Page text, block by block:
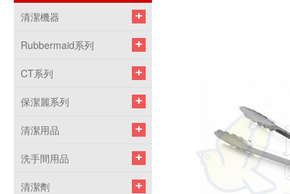
清潔機器
Rubbermaid系列
CT系列
保潔麗系列
清潔用品
洗手間用品
清潔劑